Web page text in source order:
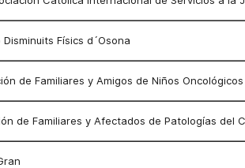
Físics d´Osona
de Familiares y Amigos de Niños
de Familiares y Afectados de Patologías del